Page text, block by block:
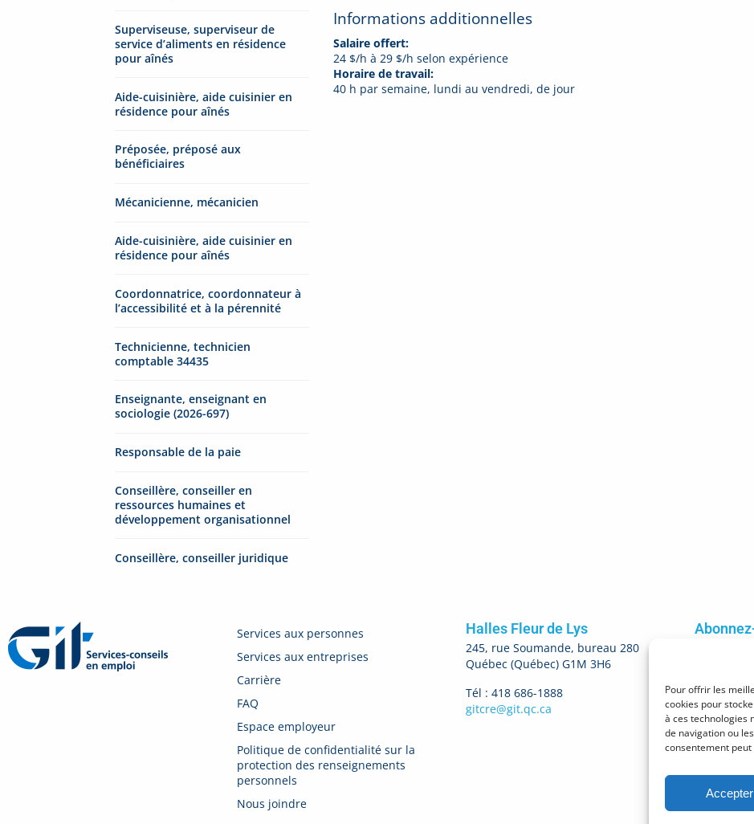
Pour offrir les
cookies pour
à ces technologies
de navigation ou
consentement
Accepter
Superviseuse, superviseur de
service d’aliments en résidence
pour aînés
Aide-cuisinière, aide cuisinier en
résidence pour aînés
Préposée, préposé aux
bénéficiaires
Mécanicienne, mécanicien
Aide-cuisinière, aide cuisinier en
résidence pour aînés
Coordonnatrice, coordonnateur à
l’accessibilité et à la pérennité
Technicienne, technicien
comptable 34435
Enseignante, enseignant en
sociologie (2026-697)
Responsable de la paie
Conseillère, conseiller en
ressources humaines et
développement organisationnel
Conseillère, conseiller juridique
Informations additionnelles
Salaire offert:
24 $/h à 29 $/h selon expérience
Horaire de travail:
40 h par semaine, lundi au vendredi, de jour
Services aux personnes
Services aux entreprises
Carrière
FAQ
Espace employeur
Politique de confidentialité sur la
protection des renseignements
personnels
Nous joindre
Halles Fleur de Lys
245, rue Soumande, bureau 280
Québec (Québec) G1M 3H6
Tél : 418 686-1888
gitcre@git.qc.ca